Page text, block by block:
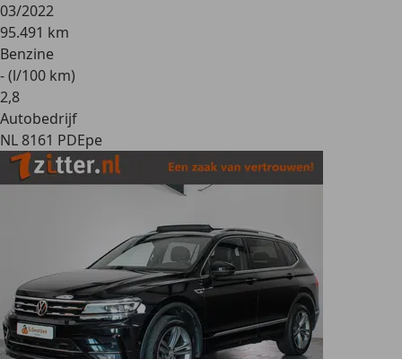
03/2022
95.491 km
Benzine
- (l/100 km)
2,8
Autobedrijf
NL 8161 PDEpe